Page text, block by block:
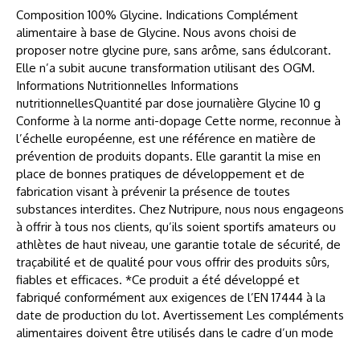
Composition 100% Glycine. Indications Complément
alimentaire à base de Glycine. Nous avons choisi de
proposer notre glycine pure, sans arôme, sans édulcorant.
Elle n’a subit aucune transformation utilisant des OGM.
Informations Nutritionnelles Informations
nutritionnellesQuantité par dose journalière Glycine 10 g
Conforme à la norme anti-dopage Cette norme, reconnue à
l’échelle européenne, est une référence en matière de
prévention de produits dopants. Elle garantit la mise en
place de bonnes pratiques de développement et de
fabrication visant à prévenir la présence de toutes
substances interdites. Chez Nutripure, nous nous engageons
à offrir à tous nos clients, qu’ils soient sportifs amateurs ou
athlètes de haut niveau, une garantie totale de sécurité, de
traçabilité et de qualité pour vous offrir des produits sûrs,
fiables et efficaces. *Ce produit a été développé et
fabriqué conformément aux exigences de l’EN 17444 à la
date de production du lot. Avertissement Les compléments
alimentaires doivent être utilisés dans le cadre d’un mode